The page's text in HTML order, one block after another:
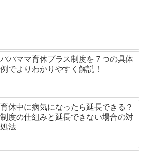
パパママ育休プラス制度を７つの具体
例でよりわかりやすく解説！
育休中に病気になったら延長できる？
制度の仕組みと延長できない場合の対
処法